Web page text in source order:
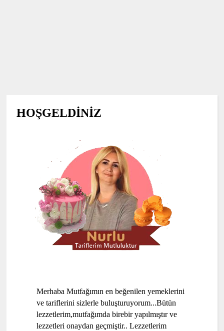
HOŞGELDİNİZ
Merhaba Mutfağımın en beğenilen yemeklerini
ve tariflerini sizlerle buluşturuyorum...Bütün
lezzetlerim,mutfağımda birebir yapılmıştır ve
lezzetleri onaydan geçmiştir.. Lezzetlerim